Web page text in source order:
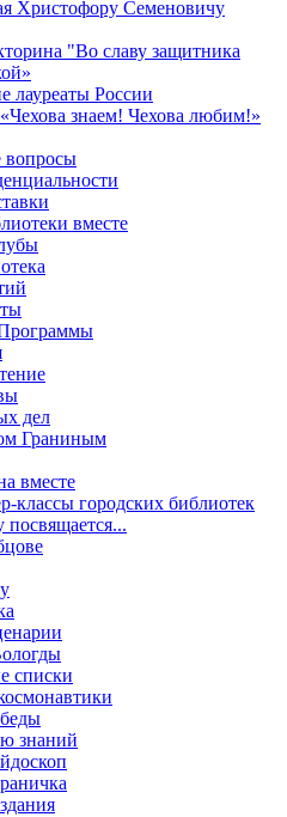
Христофору Семеновичу
"Во славу защитника
лауреаты России
знаем! Чехова любим!»
вопросы
вместе
дел
Граниным
вместе
классы городских библиотек
списки
знаний